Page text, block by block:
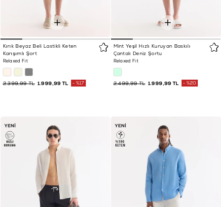
Kırık Beyaz Beli Lastikli Keten
Karışımlı Şort
Relaxed Fit
1.999,99 TL
2.399,99 TL %17
Mint Yeşil Hızlı Kuruyan Baskılı
Çantalı Deniz Şortu
Relaxed Fit
1.999,99 TL
2.499,99 TL %20